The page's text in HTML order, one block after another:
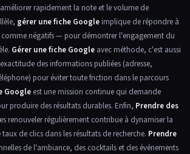
rapidement la note et le volume de
gérer une fiche Google implique de répondre à
négatifs — pour démontrer l'engagement du
Gérer une fiche Google avec méthode, c'est aussi
des informations publiées (adresse,
pour éviter toute friction dans le parcours
Google est une mission continue qui demande
produire des résultats durables. Enfin, Prendre des
renouveler régulièrement contribue à dynamiser la
de clics dans les résultats de recherche. Prendre
de l'ambiance, des cocktails et des événements